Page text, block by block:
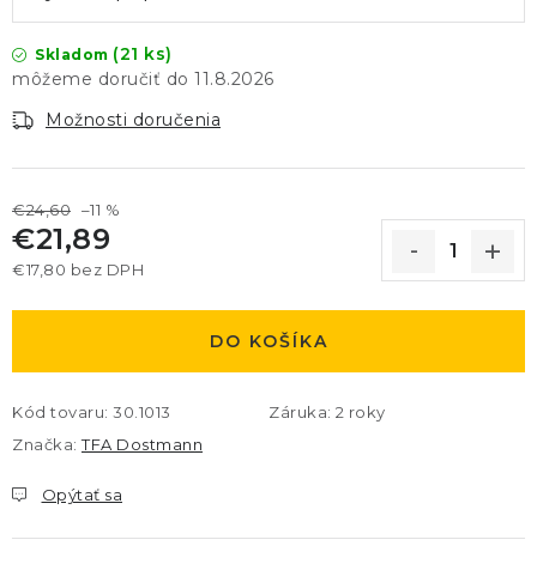
Skladom (21 ks)
11.8.2026
Možnosti doručenia
€24,60 –11 %
€21,89
€17,80 bez DPH
DO KOŠÍKA
Kód tovaru: 30.1013 Záruka: 2 roky
Značka:TFA Dostmann
Opýtať sa